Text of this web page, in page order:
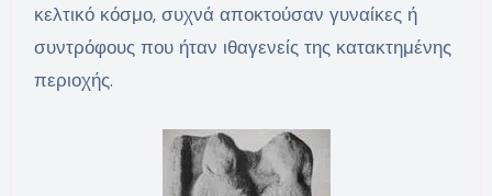
κελτικό κόσμο, συχνά αποκτούσαν γυναίκες ή
συντρόφους που ήταν ιθαγενείς της κατακτημένης
περιοχής.